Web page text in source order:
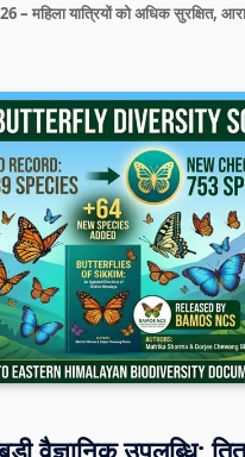
– महिला यात्रियों को अधिक सुरक्षित,
वैज्ञानिक उपलब्धि: